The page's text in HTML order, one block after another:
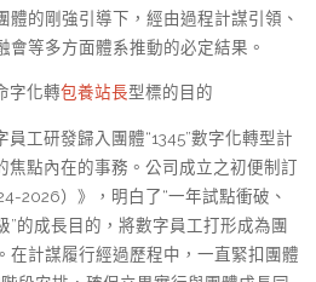
體的剛強引導下，經由過程計謀引領、
等多方面體系推動的必定結果。
字化轉包養站長型標的目的
工研發歸入團體“1345”數字化轉型計
焦點內在的事務。公司成立之初便制訂
2026）》，明白了“一年試點衝破、
”的成長目的，將數字員工打形成為團
在計謀履行經過歷程中，一直緊扣團體